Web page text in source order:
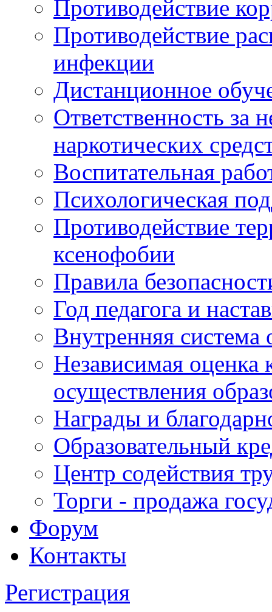
Противодействие
Противодействие
инфекции
Дистанционное
Ответственность за
наркотических
Воспитательная
Психологическая
Противодействие
ксенофобии
Правила
Год педагога и
Внутренняя система
Независимая оценка
осуществления
Награды и
Образовательный
Центр содействия
Торги - продажа
Форум
Контакты
Регистрация